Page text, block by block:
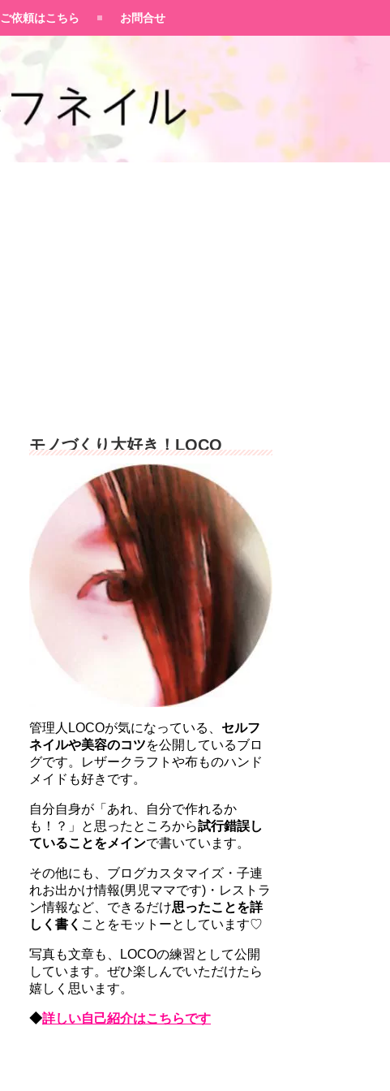
ご依頼はこちら お問合せ
モノづくり大好き！LOCO
管理人LOCOが気になっている、 セルフ
ネイルや美容のコツを公開しているブロ
グです。レザークラフトや布ものハンド
メイドも好きです。
自分自身が「あれ、自分で作れるか
も！？」と思ったところから試行錯誤し
ていることをメインで書いています。
その他にも、ブログカスタマイズ・子連
れお出かけ情報(男児ママです)・レストラ
ン情報など、できるだけ思ったことを詳
しく書く ことをモットーとしています♡
写真も文章も、LOCOの練習として公開
しています。ぜひ楽しんでいただけたら
嬉しく思います。
◆詳しい自己紹介はこちらです